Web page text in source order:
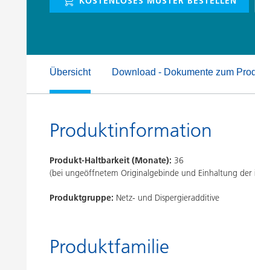
Druckfarben
Übersicht Download - Dokumente zum
Produktinformation
Produkt-Haltbarkeit (Monate): 36
(bei ungeöffnetem Originalgebinde und Einhaltung
Produktgruppe: Netz- und Dispergieradditive
Produktfamilie